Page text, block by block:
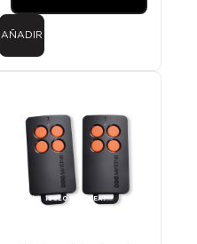
AÑADIR
¡SOLO EN LÍNEA!
Promoción